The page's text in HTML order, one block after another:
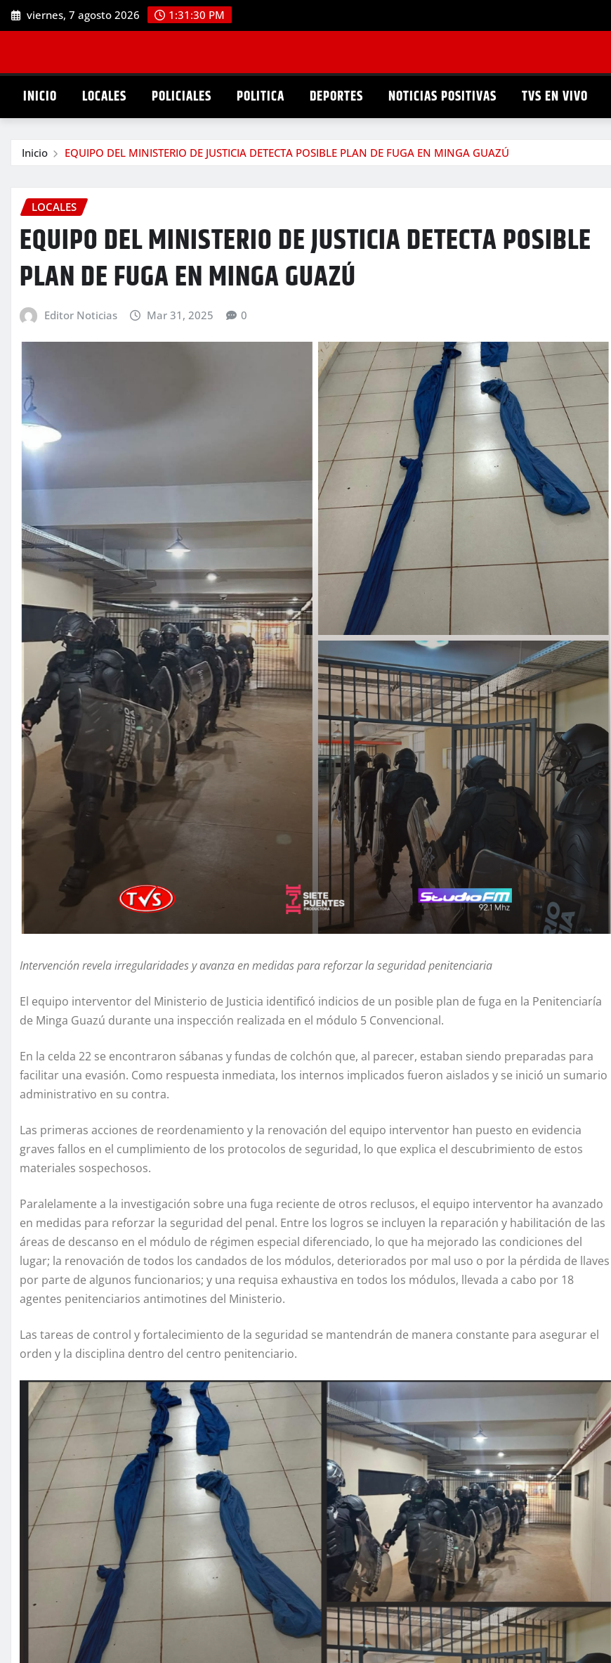
Saltar
al
viernes, 7 agosto 2026 1:31:32 PM
INICIO LOCALES POLICIALES POLITICA DEPORTES NOTICIAS POSITIVAS TVS EN VIVO
Inicio EQUIPO DEL MINISTERIO DE JUSTICIA DETECTA POSIBLE PLAN DE FUGA EN MINGA GUAZÚ
LOCALES
EQUIPO DEL MINISTERIO DE JUSTICIA DETECTA POSIBLE
PLAN DE FUGA EN MINGA GUAZÚ
Editor Noticias Mar 31, 2025 0
Intervención revela irregularidades y avanza en medidas para reforzar la seguridad penitenciaria
El equipo interventor del Ministerio de Justicia identificó indicios de un posible plan de fuga en la Penitenciaría
de Minga Guazú durante una inspección realizada en el módulo 5 Convencional.
En la celda 22 se encontraron sábanas y fundas de colchón que, al parecer, estaban siendo preparadas para
facilitar una evasión. Como respuesta inmediata, los internos implicados fueron aislados y se inició un sumario
administrativo en su contra.
Las primeras acciones de reordenamiento y la renovación del equipo interventor han puesto en evidencia
graves fallos en el cumplimiento de los protocolos de seguridad, lo que explica el descubrimiento de estos
materiales sospechosos.
Paralelamente a la investigación sobre una fuga reciente de otros reclusos, el equipo interventor ha avanzado
en medidas para reforzar la seguridad del penal. Entre los logros se incluyen la reparación y habilitación de las
áreas de descanso en el módulo de régimen especial diferenciado, lo que ha mejorado las condiciones del
lugar; la renovación de todos los candados de los módulos, deteriorados por mal uso o por la pérdida de llaves
por parte de algunos funcionarios; y una requisa exhaustiva en todos los módulos, llevada a cabo por 18
agentes penitenciarios antimotines del Ministerio.
Las tareas de control y fortalecimiento de la seguridad se mantendrán de manera constante para asegurar el
orden y la disciplina dentro del centro penitenciario.